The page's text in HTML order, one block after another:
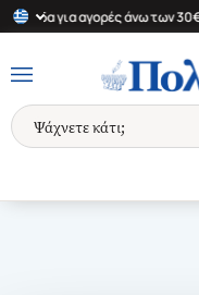
για αγορές άνω των 30€